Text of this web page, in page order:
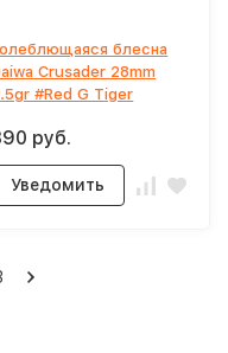
блесна
Crusader 28mm
#Red G Tiger
руб.
Уведомить